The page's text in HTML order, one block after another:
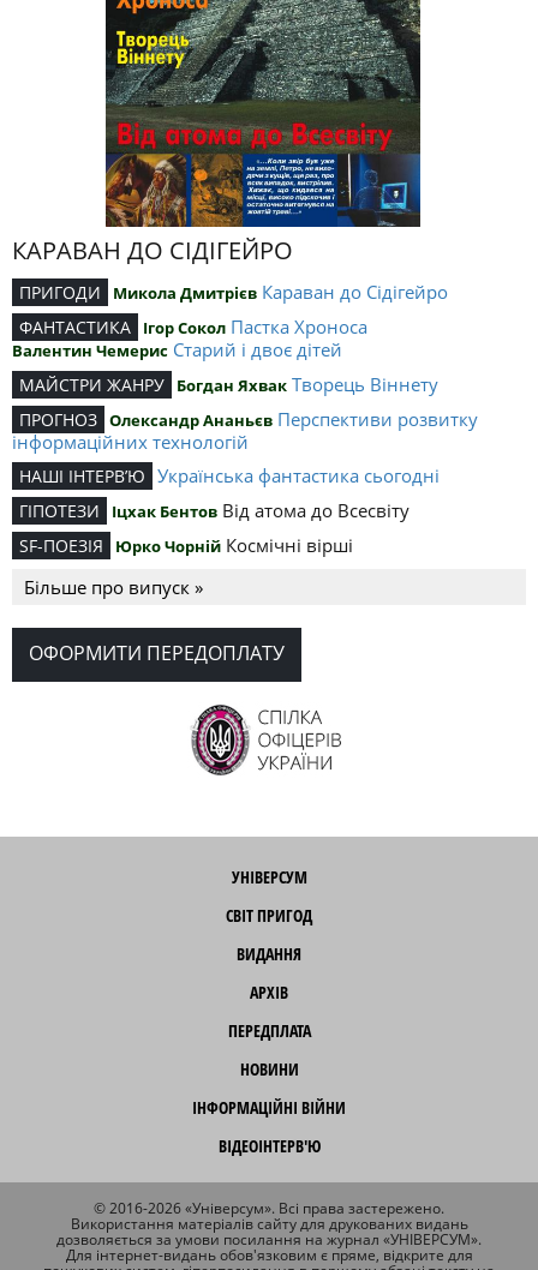
КАРАВАН ДО СІДІГЕЙРО
ПРИГОДИ Микола Дмитрієв Караван до Сідігейро
ФАНТАСТИКА Ігор Сокол Пастка Хроноса
Валентин Чемерис Старий і двоє дітей
МАЙСТРИ ЖАНРУ Богдан Яхвак Творець Віннету
ПРОГНОЗ Олександр Ананьєв Перспективи розвитку
інформаційних технологій
НАШІ ІНТЕРВ’Ю Українська фантастика сьогодні
ГІПОТЕЗИ Іцхак Бентов Від атома до Всесвіту
SF-ПОЕЗІЯ Юрко Чорній Космічні вірші
Більше про випуск »
ОФОРМИТИ ПЕРЕДОПЛАТУ
УНІВЕРСУМ
СВІТ ПРИГОД
ВИДАННЯ
АРХІВ
ПЕРЕДПЛАТА
НОВИНИ
ІНФОРМАЦІЙНІ ВІЙНИ
ВІДЕОІНТЕРВ'Ю
© 2016-2026 «Універсум». Всі права застережено.
Використання матеріалів сайту для друкованих видань
дозволяється за умови посилання на журнал «УНІВЕРСУМ».
Для інтернет-видань обов'язковим є пряме, відкрите для